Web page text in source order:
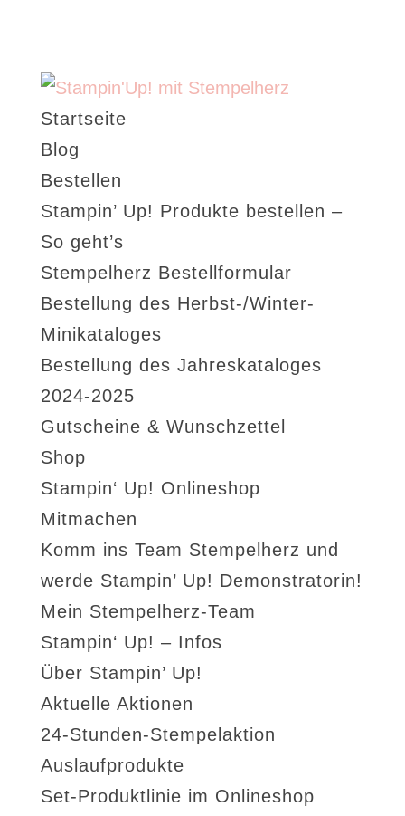
Startseite
Blog
Bestellen
Stampin’ Up! Produkte bestellen –
So geht’s
Stempelherz Bestellformular
Bestellung des Herbst-/Winter-
Minikataloges
Bestellung des Jahreskataloges
2024-2025
Gutscheine & Wunschzettel
Shop
Stampin‘ Up! Onlineshop
Mitmachen
Komm ins Team Stempelherz und
werde Stampin’ Up! Demonstratorin!
Mein Stempelherz-Team
Stampin‘ Up! – Infos
Über Stampin’ Up!
Aktuelle Aktionen
24-Stunden-Stempelaktion
Auslaufprodukte
Set-Produktlinie im Onlineshop